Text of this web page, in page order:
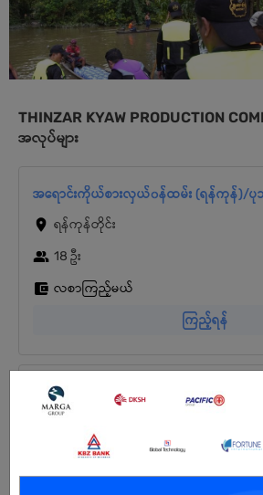
THINZAR KYAW PRODUCTION
အလုပ်များ
အရောင်းကိုယ်စားလှယ်၀န်ထမ်း (ရန်ကုန်)/ပု
ရန်ကုန်တိုင်း
18 ဦး
လစာကြည့်မယ်
ကြည့်ရန်
အထွေထွေလုပ်သား ( General Worker ) ကျ
30 ဦး